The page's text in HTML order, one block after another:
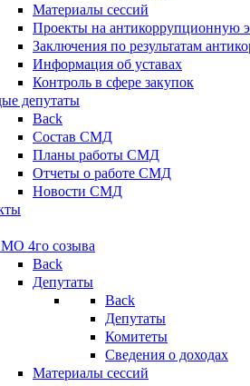
Материалы сессий
Проекты на антикоррупционную
Заключения по результатам
Информация об уставах
Контроль в сфере закупок
депутаты
Back
Состав СМД
Планы работы СМД
Отчеты о работе СМД
Новости СМД
4го созыва
Back
Депутаты
Back
Депутаты
Комитеты
Сведения о доходах
Материалы сессий